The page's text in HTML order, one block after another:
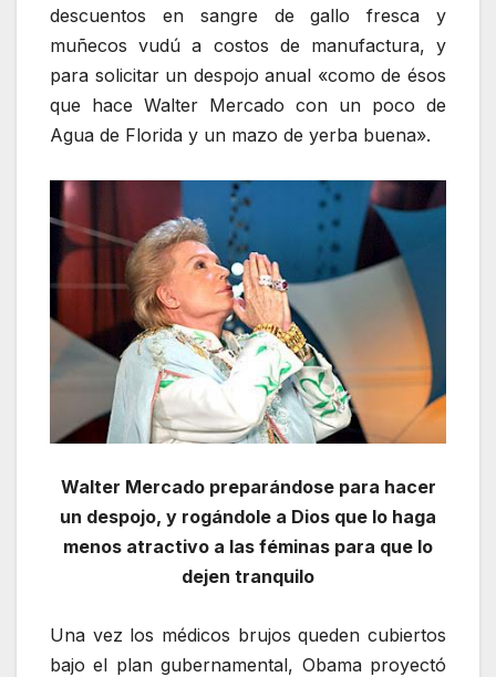
descuentos en sangre de gallo fresca y
muñecos vudú a costos de manufactura, y
para solicitar un despojo anual «como de ésos
que hace Walter Mercado con un poco de
Agua de Florida y un mazo de yerba buena».
Walter Mercado preparándose para hacer
un despojo, y rogándole a Dios que lo haga
menos atractivo a las féminas para que lo
dejen tranquilo
Una vez los médicos brujos queden cubiertos
bajo el plan gubernamental, Obama proyectó